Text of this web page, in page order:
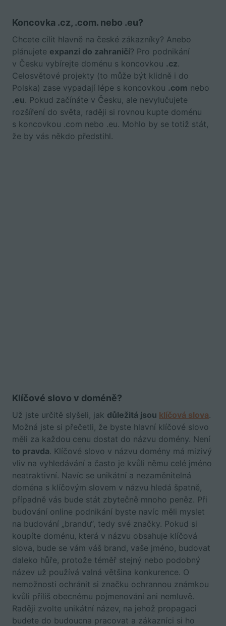
Koncovka .cz, .com. nebo .eu?
Chcete cílit hlavně na české zákazníky? Anebo
plánujete expanzi do zahraničí? Pro podnikání
v Česku vybírejte doménu s koncovkou .cz.
Celosvětové projekty (to může být klidně i do
Polska) zase vypadají lépe s koncovkou .com nebo
.eu. Pokud začínáte v Česku, ale nevylučujete
rozšíření do světa, raději si rovnou kupte doménu
s koncovkou .com nebo .eu. Mohlo by se totiž stát,
že by vás někdo předstihl.
Klíčové slovo v doméně?
Už jste určitě slyšeli, jak důležitá jsou klíčová slova.
Možná jste si přečetli, že byste hlavní klíčové slovo
měli za každou cenu dostat do názvu domény. Není
to pravda. Klíčové slovo v názvu domény má mizivý
vliv na vyhledávání a často je kvůli němu celé jméno
neatraktivní. Navíc se unikátní a nezaměnitelná
doména s klíčovým slovem v názvu hledá špatně,
případně vás bude stát zbytečně mnoho peněz. Při
budování online podnikání byste navíc měli myslet
na budování „brandu“, tedy své značky. Pokud si
koupíte doménu, která v názvu obsahuje klíčová
slova, bude se vám váš brand, vaše jméno, budovat
daleko hůře, protože téměř stejný nebo podobný
název už používá valná většina konkurence. O
nemožnosti ochránit si značku ochrannou známkou
kvůli příliš obecnému pojmenování ani nemluvě.
Raději zvolte unikátní název, na jehož propagaci
budete do budoucna pracovat a zákazníci si ho